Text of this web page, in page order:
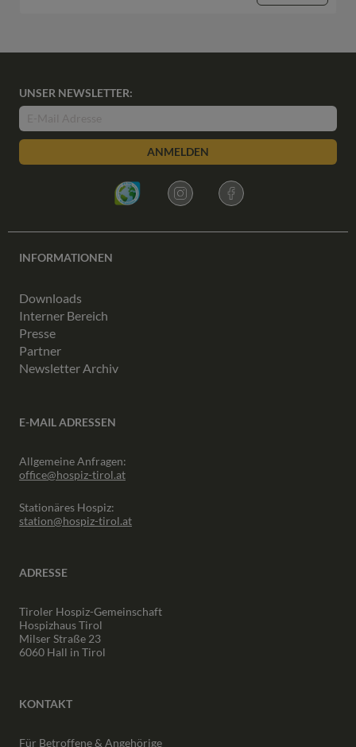
UNSER NEWSLETTER:
ANMELDEN
INFORMATIONEN
Downloads
Interner Bereich
Presse
Partner
Newsletter Archiv
E-MAIL ADRESSEN
Allgemeine Anfragen:
office@hospiz-tirol.at
Stationäres Hospiz:
station@hospiz-tirol.at
ADRESSE
Tiroler Hospiz-Gemeinschaft
Hospizhaus Tirol
Milser Straße 23
6060 Hall in Tirol
KONTAKT
Für Betroffene & Angehörige